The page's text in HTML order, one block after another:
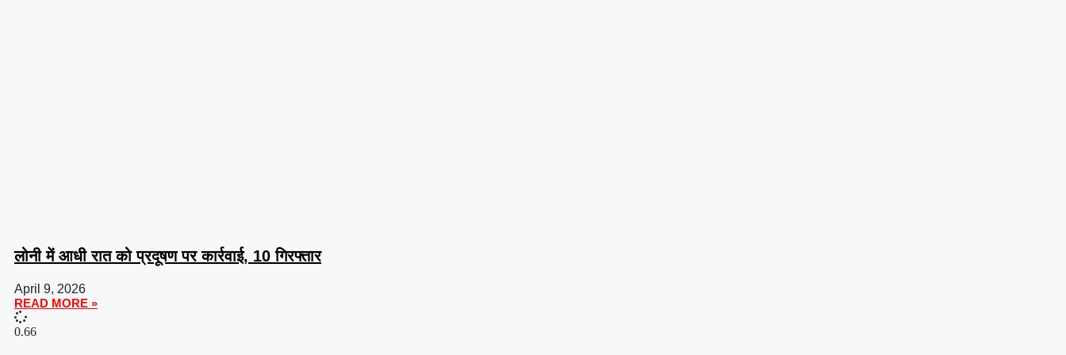
लोनी में आधी रात को प्रदूषण पर कार्रवाई, 10 गिरफ्तार
April 9, 2026
READ MORE »